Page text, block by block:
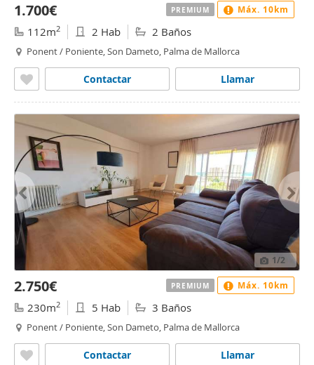
1.700€
112m2 2 Hab 2 Baños
Ponent / Poniente, Son Dameto, Palma de Mallorca
Llamar
Contactar
PREMIUM Máx. 10km
1/2
2.750€
230m2 5 Hab 3 Baños
Ponent / Poniente, Son Dameto, Palma de Mallorca
Llamar
Contactar
PREMIUM Máx. 10km